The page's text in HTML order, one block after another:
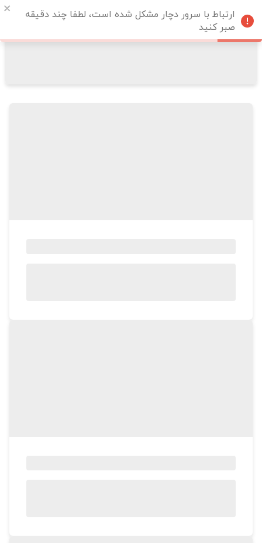
ارتباط با سرور دچار مشکل شده است، لطفا چند دقیقه
صبر کنید